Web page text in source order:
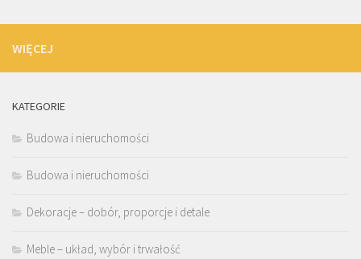
WIĘCEJ
KATEGORIE
Budowa i nieruchomości
Budowa i nieruchomości
Dekoracje – dobór, proporcje i detale
Meble – układ, wybór i trwałość